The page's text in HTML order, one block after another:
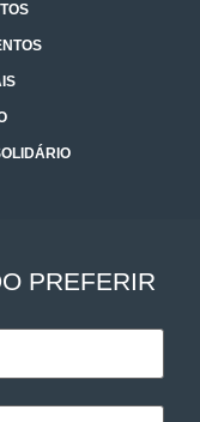
PREFERIR